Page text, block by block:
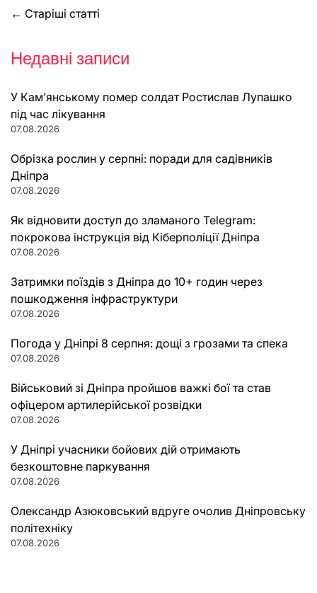
Навігація
за
записами
← Старіші статті
Недавні записи
У Кам’янському помер солдат Ростислав Лупашко
під час лікування
07.08.2026
Обрізка рослин у серпні: поради для садівників
Дніпра
07.08.2026
Як відновити доступ до зламаного Telegram:
покрокова інструкція від Кіберполіції Дніпра
07.08.2026
Затримки поїздів з Дніпра до 10+ годин через
пошкодження інфраструктури
07.08.2026
Погода у Дніпрі 8 серпня: дощі з грозами та спека
07.08.2026
Військовий зі Дніпра пройшов важкі бої та став
офіцером артилерійської розвідки
07.08.2026
У Дніпрі учасники бойових дій отримають
безкоштовне паркування
07.08.2026
Олександр Азюковський вдруге очолив Дніпровську
політехніку
07.08.2026